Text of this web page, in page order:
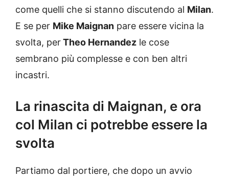
come quelli che si stanno discutendo al Milan.
E se per Mike Maignan pare essere vicina la
svolta, perTheo Hernandez le cose
sembrano più complesse e con ben altri
incastri.
La rinascita di Maignan, e ora
col Milan ci potrebbe essere la
svolta
Partiamo dal portiere, che dopo un avvio